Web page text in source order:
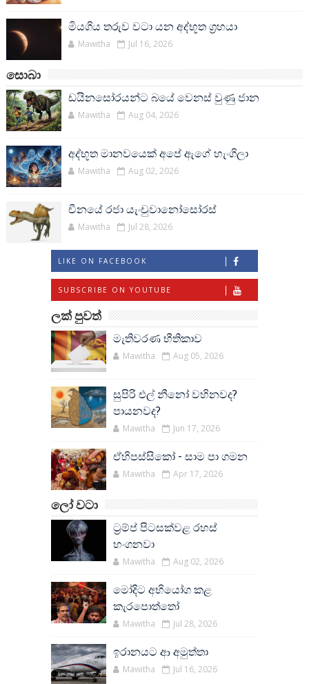
මියගිය තරුව වටා යන අද්භූත ග්‍රහයා
Mawitha Jul 16, 2026
සොබා
ඩයිනසෝරයන්ට බයේ වෙනස් වුණු ජාන
Mawitha Aug 04, 2026
අද්භූත මානවයෙක් අපේ ඇගේ හැංගිලා
Mawitha Aug 02, 2026
චීනයේ රජා යැංචුවානෝසෝරස්
Mawitha Jul 28, 2026
LIKE ON FACEBOOK
SUBSCRIBE ON YOUTUBE
ලක් පුවත්
මැතිවරණ භීතිකාව
Mawitha Aug 05, 2026
සුපිරි එල් නීනෝ වහිනවද?
පායනවද?
Mawitha Jun 17, 2026
ඒහිපස්සිකෝ - සාම පා ගමන
Mawitha Apr 17, 2026
ලෝ වටා
ට්‍රම්ප් පිටසක්වළ රහස්
හංගනවා
Mawitha Aug 02, 2026
මෝදිට අභියෝග කළ
කැරපොත්තෝ
Mawitha Jul 28, 2026
ඉරානයට ආ අමුත්තා
Mawitha Jul 16, 2026